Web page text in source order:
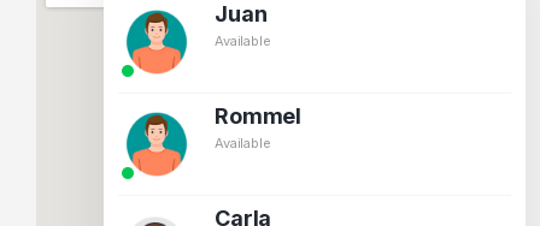
Juan
Available
Rommel
Available
Carla